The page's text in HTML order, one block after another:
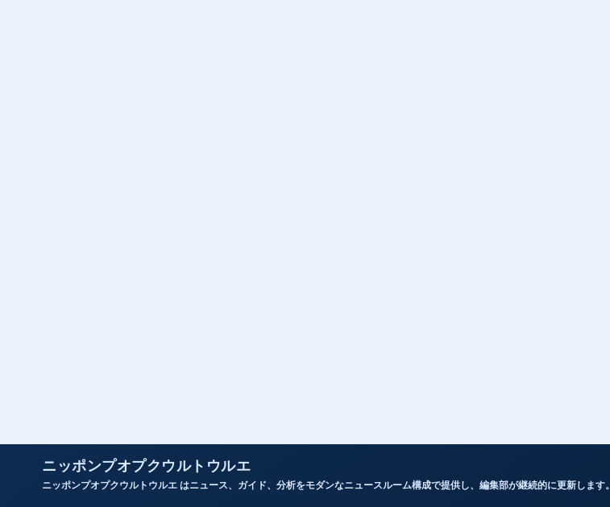
ニッポンプオプクウルトウルエ はニュース、ガイド、分析をモダンなニュースルーム構成で提供し、編集部が継続的に更新します。